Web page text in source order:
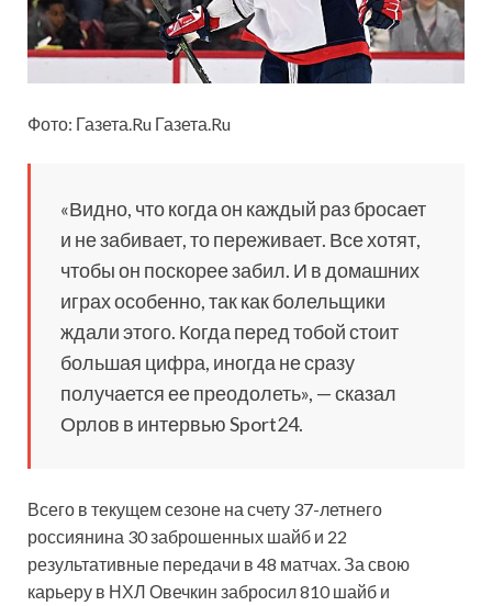
Фото: Газета.Ru Газета.Ru
«Видно, что когда он каждый раз бросает
и не забивает, то переживает. Все хотят,
чтобы он поскорее забил. И в домашних
играх особенно, так как болельщики
ждали этого. Когда перед тобой стоит
большая цифра, иногда не сразу
получается ее преодолеть», — сказал
Орлов в интервью Sport24.
Всего в текущем сезоне на счету 37-летнего
россиянина 30 заброшенных шайб и 22
результативные передачи в 48 матчах. За свою
карьеру в НХЛ Овечкин забросил 810 шайб и